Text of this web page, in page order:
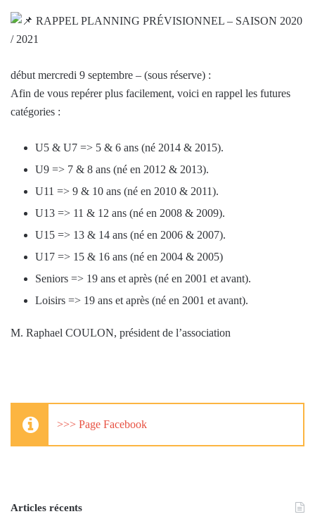
RAPPEL PLANNING PRÉVISIONNEL – SAISON 2020
/ 2021
début mercredi 9 septembre – (sous réserve) :
Afin de vous repérer plus facilement, voici en rappel les futures
catégories :
U5 & U7 => 5 & 6 ans (né 2014 & 2015).
U9 => 7 & 8 ans (né en 2012 & 2013).
U11 => 9 & 10 ans (né en 2010 & 2011).
U13 => 11 & 12 ans (né en 2008 & 2009).
U15 => 13 & 14 ans (né en 2006 & 2007).
U17 => 15 & 16 ans (né en 2004 & 2005)
Seniors => 19 ans et après (né en 2001 et avant).
Loisirs => 19 ans et après (né en 2001 et avant).
M. Raphael COULON, président de l’association
>>> Page Facebook
Articles récents